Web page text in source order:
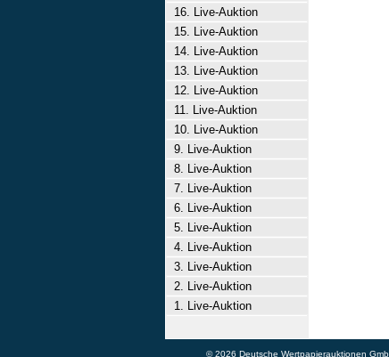
16. Live-Auktion
15. Live-Auktion
14. Live-Auktion
13. Live-Auktion
12. Live-Auktion
11. Live-Auktion
10. Live-Auktion
9. Live-Auktion
8. Live-Auktion
7. Live-Auktion
6. Live-Auktion
5. Live-Auktion
4. Live-Auktion
3. Live-Auktion
2. Live-Auktion
1. Live-Auktion
© 2026 Deutsche Wertpapierauktionen